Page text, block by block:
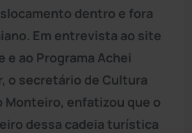
dentro e fora
Em entrevista ao site
e ao Programa Achei
o secretário de Cultura
Monteiro, enfatizou que o
dessa cadeia turística